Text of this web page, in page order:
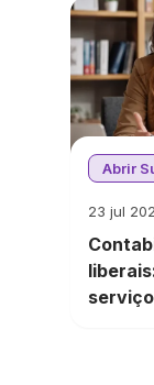
Abrir
23 jul
serviço